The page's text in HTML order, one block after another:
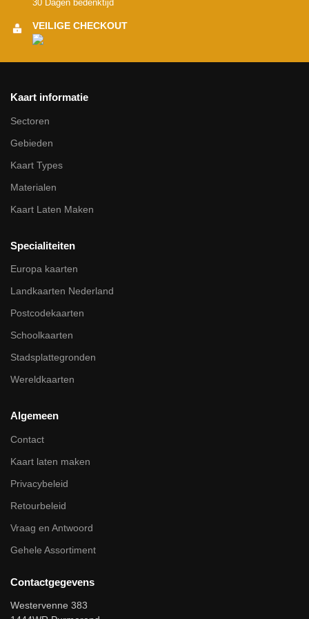
30 Dagen bedenktijd
VEILIGE CHECKOUT
Kaart informatie
Sectoren
Gebieden
Kaart Types
Materialen
Kaart Laten Maken
Specialiteiten
Europa kaarten
Landkaarten Nederland
Postcodekaarten
Schoolkaarten
Stadsplattegronden
Wereldkaarten
Algemeen
Contact
Kaart laten maken
Privacybeleid
Retourbeleid
Vraag en Antwoord
Gehele Assortiment
Contactgegevens
Westervenne 383